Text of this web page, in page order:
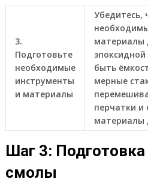
3.
Подготовьте
необходимые
инструменты
и материалы
Убедитесь,
материалы
быть
мерные
перчатки и
материалы
Шаг 3:
смолы